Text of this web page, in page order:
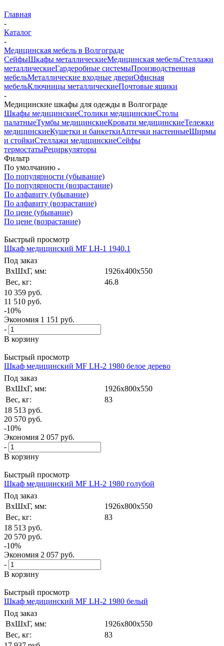
Главная
-
Каталог
-
Медицинская мебель в Волгограде
СейфыШкафы металлическиеМедицинская мебельСтеллажи
металлическиеГардеробные системыПроизводственная
мебельМеталлические входные двериОфисная
мебельКлючницы металлическиеПочтовые ящики
-
Медицинские шкафы для одежды в Волгограде
Шкафы медицинскиеСтолики медицинскиеСтолы
палатныеТумбы медицинскиеКровати медицинскиеТележки
медицинскиеКушетки и банкеткиАптечки настенныеШирмы
и стойкиСтеллажи медицинскиеСейфы
термостатыРециркуляторы
Фильтр
По умолчанию
По популярности (убывание)
По популярности (возрастание)
По алфавиту (убывание)
По алфавиту (возрастание)
По цене (убывание)
По цене (возрастание)
Быстрый просмотр
Шкаф медицинский МF LH-1 1940.1
Под заказ
ВxШxГ, мм:
1926x400x550
Вес, кг:
46.8
10 359 руб.
11 510 руб.
-10%
Экономия 1 151 руб.
-
В корзину
Быстрый просмотр
Шкаф медицинский MF LH-2 1980 белое дерево
Под заказ
ВxШxГ, мм:
1926x800x550
Вес, кг:
83
18 513 руб.
20 570 руб.
-10%
Экономия 2 057 руб.
-
В корзину
Быстрый просмотр
Шкаф медицинский MF LH-2 1980 голубой
Под заказ
ВxШxГ, мм:
1926x800x550
Вес, кг:
83
18 513 руб.
20 570 руб.
-10%
Экономия 2 057 руб.
-
В корзину
Быстрый просмотр
Шкаф медицинский MF LH-2 1980 белый
Под заказ
ВxШxГ, мм:
1926x800x550
Вес, кг:
83